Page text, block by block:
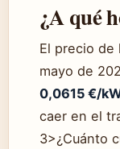
¿A qué
El precio de
mayo de
0,0615 €/
caer en el
3>¿Cuánto